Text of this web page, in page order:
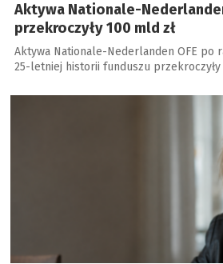
Aktywa Nationale-
przekroczyły 100 mld zł
Aktywa Nationale-Nederlanden OFE po
25-letniej historii funduszu
a